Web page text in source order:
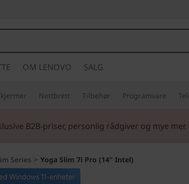
OM LENOVO SALG
Nettbrett Tilbehør Programvare
B2B-priser, personlig rådgiver og mye mer.
Series > Yoga Slim 7i Pro (14" Intel)